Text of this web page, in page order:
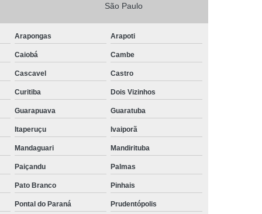
São Paulo
Arapongas Arapoti
Caiobá Cambe
Cascavel Castro
Curitiba Dois Vizinhos
Guarapuava Guaratuba
Itaperuçu Ivaiporã
Mandaguari Mandirituba
Paiçandu Palmas
Pato Branco Pinhais
Pontal do Paraná Prudentópolis